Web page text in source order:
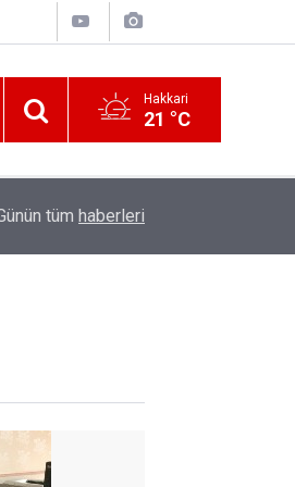
Hakkari
21 °C
Patriot Füzesi Açıklaması
tüm haberleri